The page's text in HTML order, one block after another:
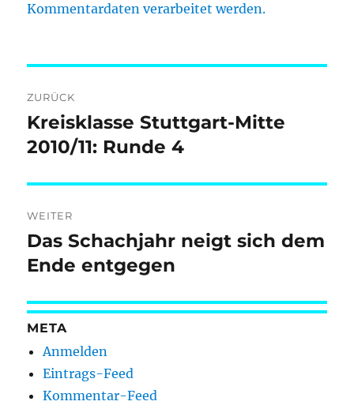
Kommentardaten verarbeitet werden.
ZURÜCK
Vorheriger
Beitrag:
Kreisklasse Stuttgart-Mitte
2010/11: Runde 4
WEITER
Nächster
Beitrag:
Das Schachjahr neigt sich dem
Ende entgegen
META
Anmelden
Eintrags-Feed
Kommentar-Feed